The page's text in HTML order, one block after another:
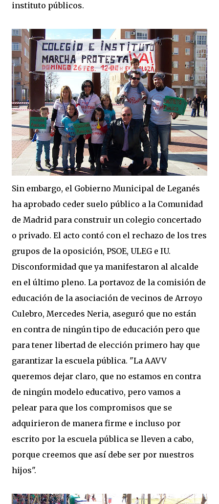
instituto públicos.
Sin embargo, el Gobierno Municipal de Leganés
ha aprobado ceder suelo público a la Comunidad
de Madrid para construir un colegio concertado
o privado. El acto contó con el rechazo de los tres
grupos de la oposición, PSOE, ULEG e IU.
Disconformidad que ya manifestaron al alcalde
en el último pleno. La portavoz de la comisión de
educación de la asociación de vecinos de Arroyo
Culebro, Mercedes Neria, aseguró que no están
en contra de ningún tipo de educación pero que
para tener libertad de elección primero hay que
garantizar la escuela pública. "La AAVV
queremos dejar claro, que no estamos en contra
de ningún modelo educativo, pero vamos a
pelear para que los compromisos que se
adquirieron de manera firme e incluso por
escrito por la escuela pública se lleven a cabo,
porque creemos que así debe ser por nuestros
hijos".